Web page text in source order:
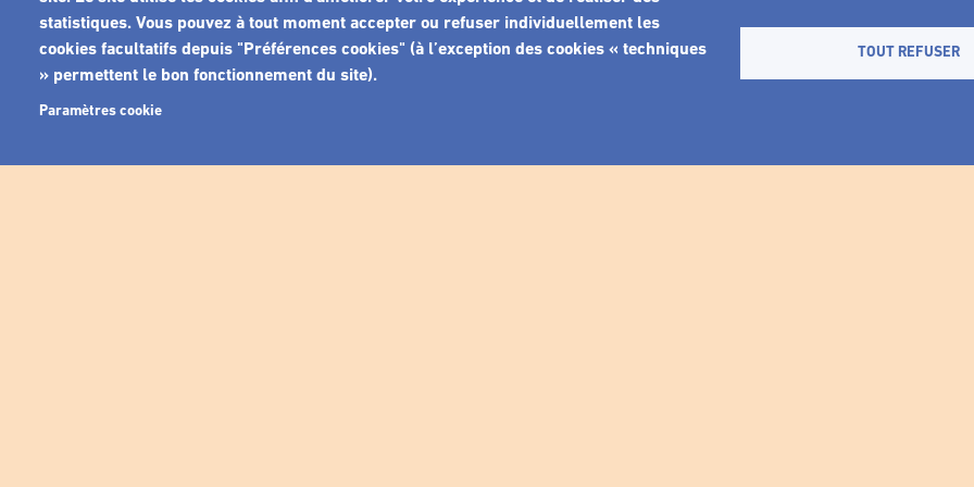
statistiques. Vous pouvez à tout moment accepter ou refuser individuellement les
cookies facultatifs depuis "Préférences cookies" (à l’exception des cookies « techniques
» permettent le bon fonctionnement du site).
Paramètres cookie
TOUT REFUSER